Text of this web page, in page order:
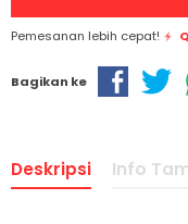
Pemesanan lebih cepat!
Bagikan ke
Deskripsi Info